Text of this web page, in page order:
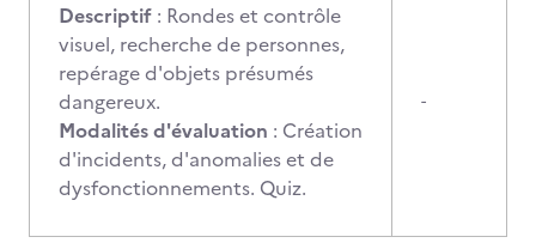
Descriptif : Rondes et contrôle
visuel, recherche de personnes,
repérage d'objets présumés
dangereux.
Modalités d'évaluation : Création
d'incidents, d'anomalies et de
dysfonctionnements. Quiz.
-